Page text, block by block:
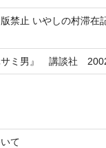
禁止 いやしの村滞在
ミ男』 講談社
て